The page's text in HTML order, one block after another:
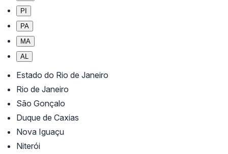
PI
PA
MA
AL
Estado do Rio de Janeiro
Rio de Janeiro
São Gonçalo
Duque de Caxias
Nova Iguaçu
Niterói